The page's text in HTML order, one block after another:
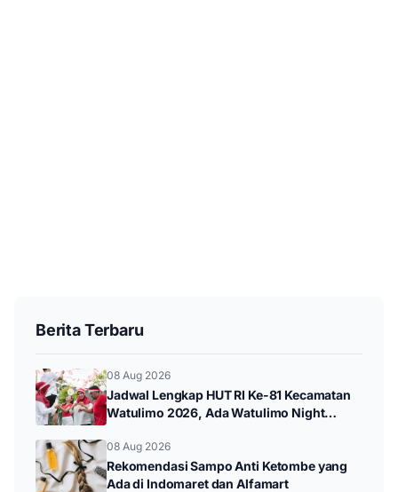
Berita Terbaru
08 Aug 2026
Jadwal Lengkap HUT RI Ke-81 Kecamatan
Watulimo 2026, Ada Watulimo Night
08 Aug 2026
Rekomendasi Sampo Anti Ketombe yang
Ada di Indomaret dan Alfamart